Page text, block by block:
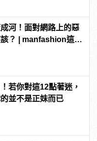
河！面對網路上的惡
？ | manfashion這樣
若你對這12點著迷，
並不是正妹而已